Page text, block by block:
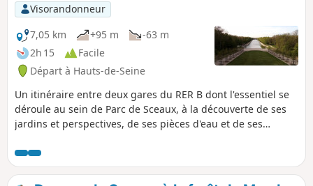
Visorandonneur
7,05 km
+95 m
-63 m
2h 15
Facile
Départ à Hauts-de-Seine
Un itinéraire entre deux gares du RER B dont l'essentiel se
déroule au sein de Parc de Sceaux, à la découverte de ses
jardins et perspectives, de ses pièces d'eau et de ses